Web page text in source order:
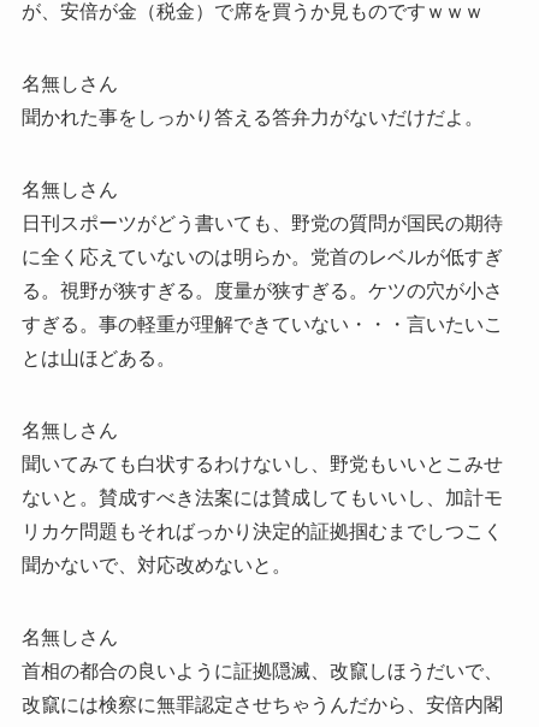
が、安倍が金（税金）で席を買うか見ものですｗｗｗ
名無しさん
聞かれた事をしっかり答える答弁力がないだけだよ。
名無しさん
日刊スポーツがどう書いても、野党の質問が国民の期待
に全く応えていないのは明らか。党首のレベルが低すぎ
る。視野が狭すぎる。度量が狭すぎる。ケツの穴が小さ
すぎる。事の軽重が理解できていない・・・言いたいこ
とは山ほどある。
名無しさん
聞いてみても白状するわけないし、野党もいいとこみせ
ないと。賛成すべき法案には賛成してもいいし、加計モ
リカケ問題もそればっかり決定的証拠掴むまでしつこく
聞かないで、対応改めないと。
名無しさん
首相の都合の良いように証拠隠滅、改竄しほうだいで、
改竄には検察に無罪認定させちゃうんだから、安倍内閣